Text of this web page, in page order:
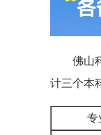
佛山
计三个本
专